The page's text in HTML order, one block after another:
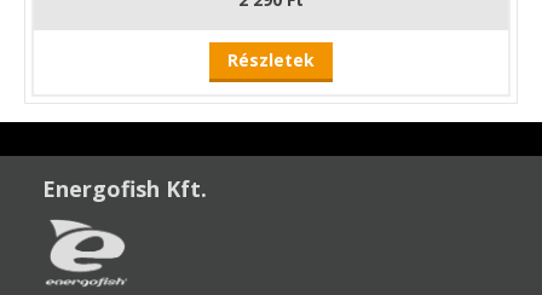
Részletek
Energofish Kft.